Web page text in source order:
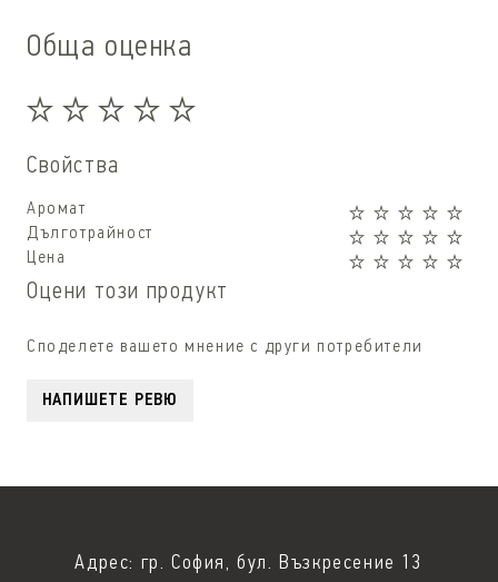
Обща оценка
Свойства
Аромат
Дълготрайност
Цена
Оцени този продукт
Споделете вашето мнение с други потребители
НАПИШЕТЕ РЕВЮ
Адрес: гр. София, бул. Възкресение 13